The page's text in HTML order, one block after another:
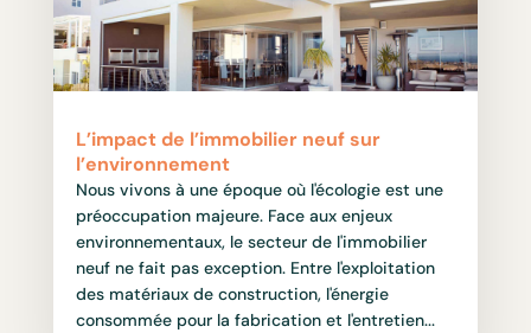
L’impact de l’immobilier neuf sur
l’environnement
Nous vivons à une époque où l'écologie est une
préoccupation majeure. Face aux enjeux
environnementaux, le secteur de l'immobilier
neuf ne fait pas exception. Entre l'exploitation
des matériaux de construction, l'énergie
consommée pour la fabrication et l'entretien...